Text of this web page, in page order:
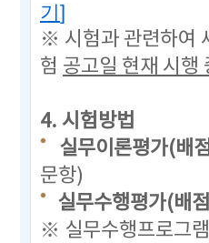
기]
※ 시험과 관련하여
험 공고일 현재 시행
4. 시험방법
실무이론평가(배
문항)
실무수행평가(배
※ 실무수행프로그